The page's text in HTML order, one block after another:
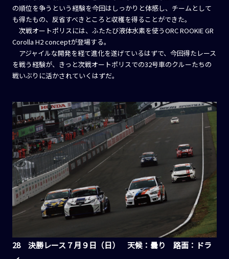
の順位を争うという経験を今回はしっかりと体感し、チームとして
も得たもの、反省すべきところと収穫を得ることができた。
次戦オートポリスには、ふたたび液体水素を使うORC ROOKIE GR
Corolla H2 conceptが登場する。
アジャイルな開発を経て進化を遂げているはずで、今回得たレース
を戦う経験が、きっと次戦オートポリスでの32号車のクルーたちの
戦いぶりに活かされていくはずだ。
28 決勝レース７月９日（日） 天候：曇り 路面：ドラ